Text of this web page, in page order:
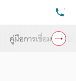
คู่มือการเชื่อมต่อ PLC